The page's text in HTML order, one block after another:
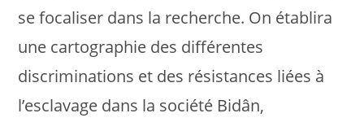
se focaliser dans la recherche. On établira
une cartographie des différentes
discriminations et des résistances liées à
l’esclavage dans la société Bidân,